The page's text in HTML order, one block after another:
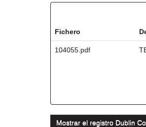
Fichero
104055.pdf
Mostrar el registro Dublin